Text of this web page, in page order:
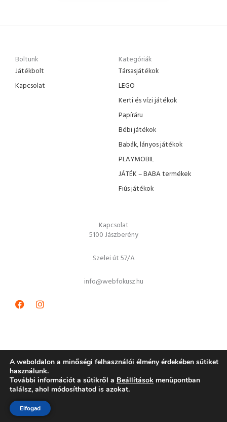
Boltunk
Játékbolt
Kapcsolat
Kategóriák
Társasjátékok
LEGO
Kerti és vízi játékok
Papíráru
Bébi játékok
Babák, lányos játékok
PLAYMOBIL
JÁTÉK – BABA termékek
Fiús játékok
Kapcsolat
5100 Jászberény
Szelei út 57/A
info@webfokusz.hu
FacebookInstagram
Copyright © 2026 JátékGURU játékbolt
A weboldalon a minőségi felhasználói élmény érdekében sütiket
használunk.
További információt a sütikről a Beállítások menüpontban
találsz, ahol módosíthatod is azokat.
Elfogad